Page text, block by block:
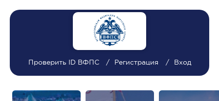
Проверить ID ВФПС Регистрация Вход